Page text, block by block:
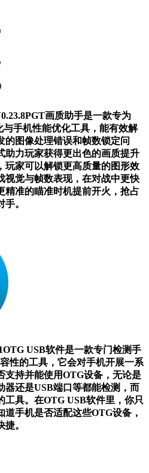
PGT画质助手是一款专为
手机性能优化工具，能有效解
的图像处理错误和帧数锁定问
助力玩家获得更出色的画质提升
玩家可以解锁更高质量的图形效
视觉与帧数表现，在对战中更快
精准的瞄准时机提前开火，抢占
。
OTG USB软件是一款专门检测手
性的工具，它会对手机开展一系
支持并能使用OTG设备，无论是
器还是USB端口等都能检测，而
工具。在OTG USB软件里，你只
道手机是否适配这些OTG设备，
。